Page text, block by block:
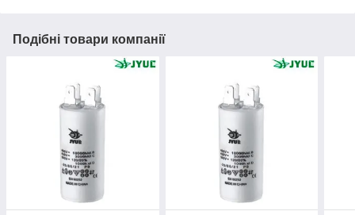
Подібні товари компанії